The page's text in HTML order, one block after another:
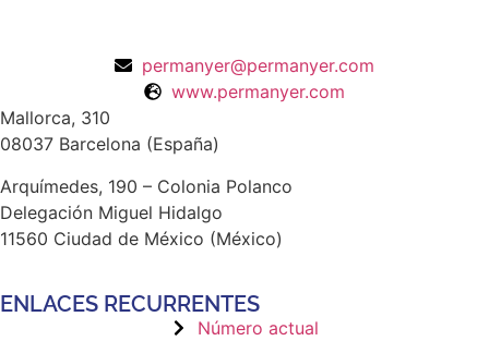
permanyer@permanyer.com
www.permanyer.com
Mallorca, 310
08037 Barcelona (España)
Arquímedes, 190 – Colonia Polanco
Delegación Miguel Hidalgo
11560 Ciudad de México (México)
ENLACES RECURRENTES
Número actual